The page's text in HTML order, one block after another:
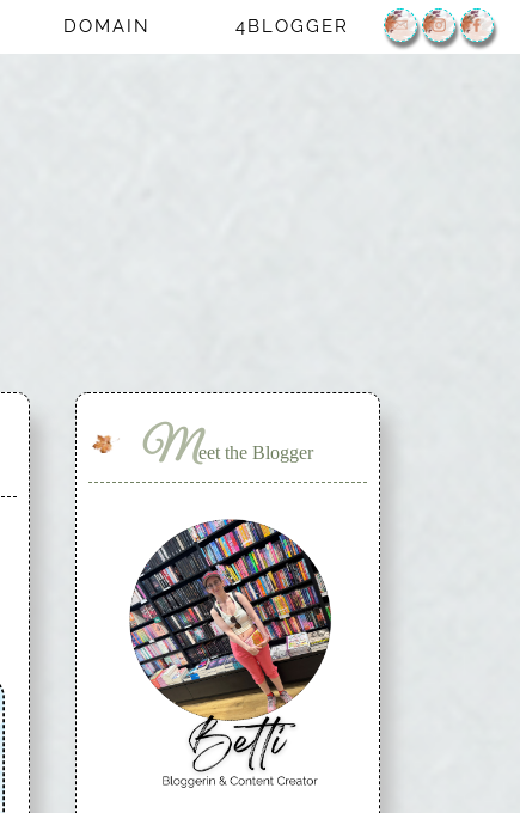
DOMAIN 4BLOGGER
Meet the Blogger